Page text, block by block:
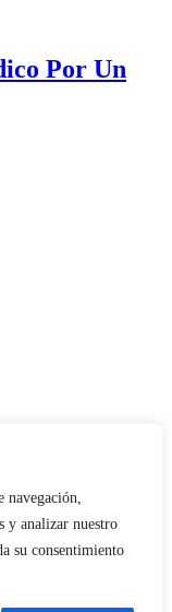
navegación,
y analizar nuestro
su consentimiento
Por Un